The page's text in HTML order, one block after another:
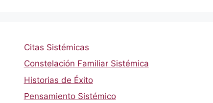
Citas Sistémicas
Constelación Familiar Sistémica
Historias de Éxito
Pensamiento Sistémico